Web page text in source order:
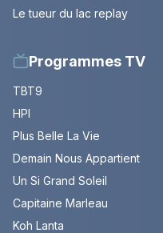
Le tueur du lac replay
Programmes TV
TBT9
HPI
Plus Belle La Vie
Demain Nous Appartient
Un Si Grand Soleil
Capitaine Marleau
Koh Lanta